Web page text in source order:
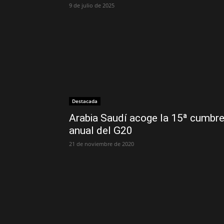
9 de julio de 2025
Destacada
Arabia Saudí acoge la 15ª cumbre
anual del G20
21 de noviembre de 2020